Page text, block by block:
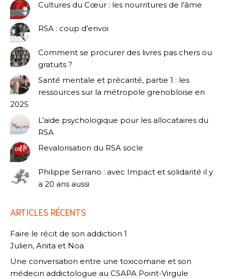
Cultures du Cœur : les nourritures de l’âme
RSA : coup d’envoi
Comment se procurer des livres pas chers ou
gratuits ?
Santé mentale et précarité, partie 1 : les
ressources sur la métropole grenobloise en
2025
L’aide psychologique pour les allocataires du
RSA
Revalorisation du RSA socle
Philippe Serrano : avec Impact et solidarité il y
a 20 ans aussi
ARTICLES RÉCENTS
Faire le récit de son addiction 1
Julien, Anita et Noa
Une conversation entre une toxicomane et son
médecin addictologue au CSAPA Point-Virgule